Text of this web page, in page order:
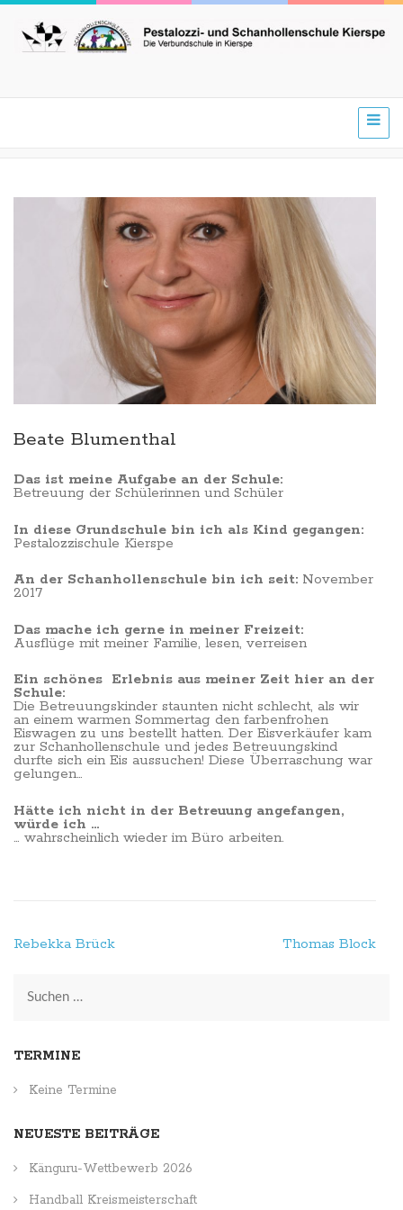
Beate Blumenthal
Das ist meine Aufgabe an der Schule:
Betreuung der Schülerinnen und Schüler
In diese Grundschule bin ich als Kind gegangen:
Pestalozzischule Kierspe
An der Schanhollenschule bin ich seit: November
2017
Das mache ich gerne in meiner Freizeit:
Ausflüge mit meiner Familie, lesen, verreisen
Ein schönes Erlebnis aus meiner Zeit hier an der
Schule:
Die Betreuungskinder staunten nicht schlecht, als wir
an einem warmen Sommertag den farbenfrohen
Eiswagen zu uns bestellt hatten. Der Eisverkäufer kam
zur Schanhollenschule und jedes Betreuungskind
durfte sich ein Eis aussuchen! Diese Überraschung war
gelungen…
Hätte ich nicht in der Betreuung angefangen,
würde ich …
… wahrscheinlich wieder im Büro arbeiten.
Beitragsnavigation
Rebekka Brück Thomas Block
Suchen
nach:
TERMINE
Keine Termine
NEUESTE BEITRÄGE
Känguru-Wettbewerb 2026
Handball Kreismeisterschaft